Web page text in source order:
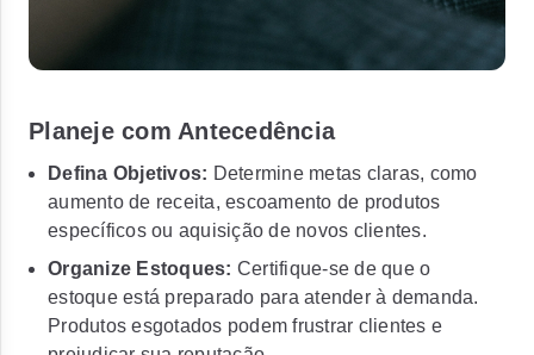
Planeje com Antecedência
Defina Objetivos: Determine metas claras, como
aumento de receita, escoamento de produtos
específicos ou aquisição de novos clientes.
Organize Estoques: Certifique-se de que o
estoque está preparado para atender à demanda.
Produtos esgotados podem frustrar clientes e